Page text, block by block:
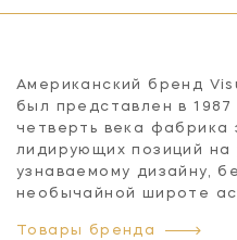
Американский бренд
был представлен в
четверть века фабрика
лидирующих позиций на
узнаваемому дизайну,
необычайной широте
Товары бренда